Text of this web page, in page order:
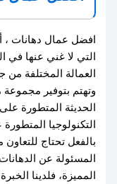
افضل عمال دهانات ،
التي لا غني عنها في
العمالة المختلفة من
وتهتم بتوفير مجموعة
الحديثة المتطورة
التكنولوجيا
بالفعل تحتاج
المسئولة عن
المميزة، فلدينا